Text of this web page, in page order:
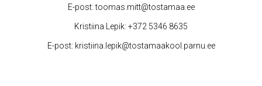
E-post:toomas.mitt@tostamaa.ee
Kristiina Lepik: +372 5346 8635
E-post: kristiina.lepik@tostamaakool.parnu.ee